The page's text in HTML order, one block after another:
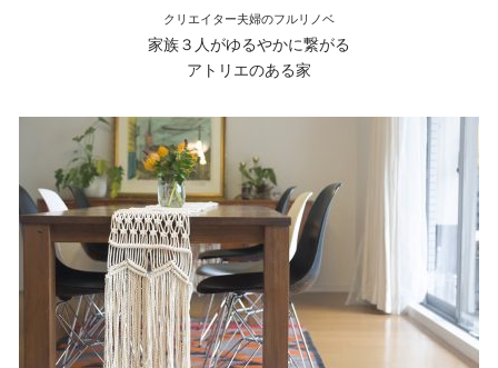
クリエイター夫婦のフルリノベ
家族３人がゆるやかに繋がる
アトリエのある家